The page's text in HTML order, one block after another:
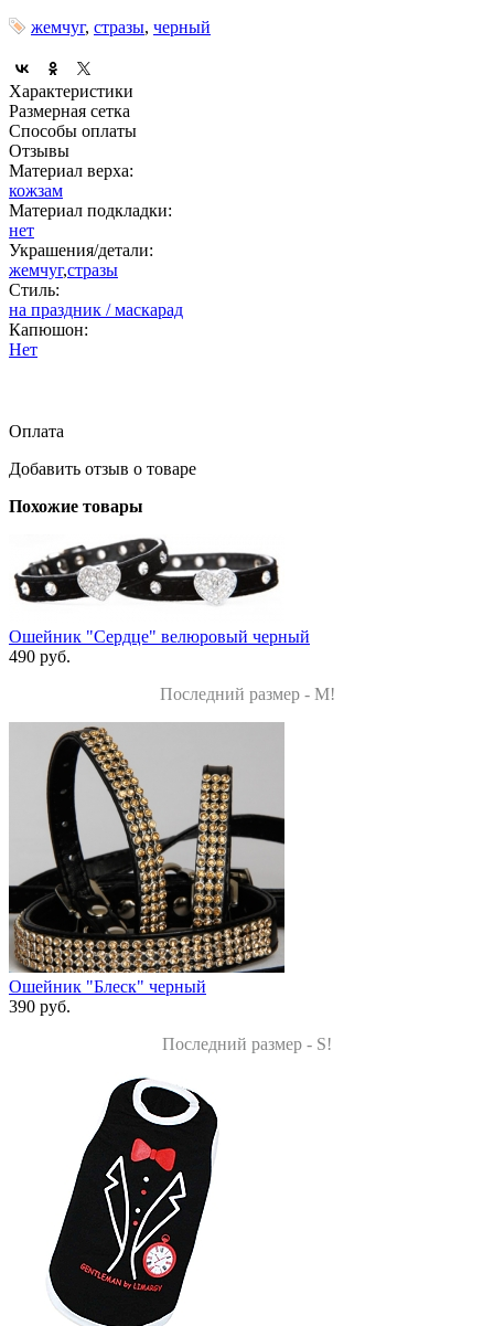
жемчуг, стразы, черный
Характеристики
Размерная сетка
Способы оплаты
Отзывы
Материал верха:
кожзам
Материал подкладки:
нет
Украшения/детали:
жемчуг,стразы
Стиль:
на праздник / маскарад
Капюшон:
Нет
Оплата
Добавить отзыв о товаре
Похожие товары
Ошейник "Сердце" велюровый черный
490 руб.
Последний размер - M!
Ошейник "Блеск" черный
390 руб.
Последний размер - S!